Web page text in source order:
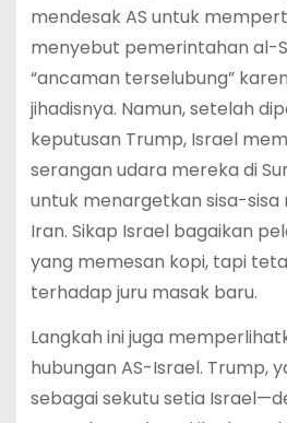
mendesak AS untuk
menyebut pemerintahan al-
“ancaman terselubung”
jihadisnya. Namun, setelah
keputusan Trump, Israel
serangan udara mereka di
untuk menargetkan sisa-sisa
Iran. Sikap Israel bagaikan
yang memesan kopi, tapi
terhadap juru masak baru.
Langkah ini juga
hubungan AS-Israel. Trump,
sebagai sekutu setia